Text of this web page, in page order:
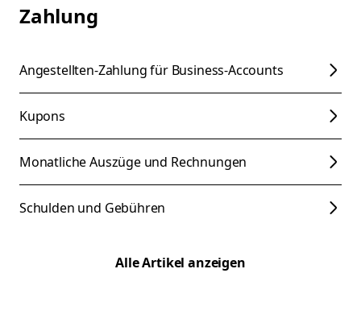
Zahlung
Angestellten-Zahlung für Business-Accounts
Kupons
Monatliche Auszüge und Rechnungen
Schulden und Gebühren
Alle Artikel anzeigen